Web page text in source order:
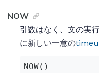
NOW
引数はなく、文の実
に新しい一意の
NOW()